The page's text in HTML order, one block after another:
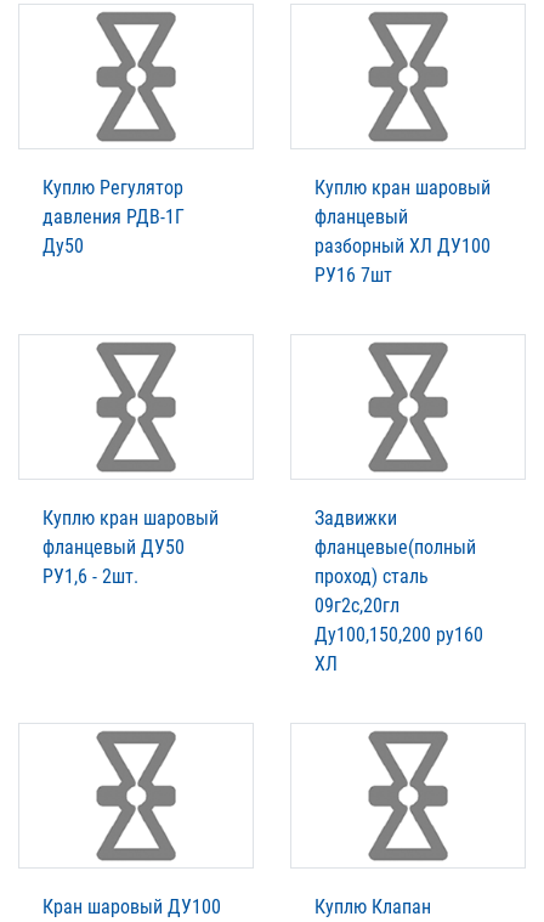
Куплю Регулятор
давления РДВ-1Г
Ду50
Куплю кран шаровый
фланцевый
разборный ХЛ ДУ100
РУ16 7шт
Куплю кран шаровый
фланцевый ДУ50
РУ1,6 - 2шт.
Задвижки
фланцевые(полный
проход) сталь
09г2с,20гл
Ду100,150,200 ру160
ХЛ
Кран шаровый ДУ100
Куплю Клапан